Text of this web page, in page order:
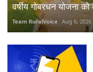
वर्षीय गोबरधन योजना
Team RuralVoice Aug 6, 2026